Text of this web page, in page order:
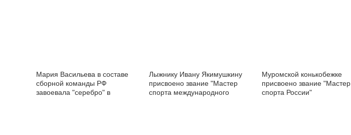
Мария Васильева в составе
сборной команды РФ
завоевала "серебро" в
Лыжнику Ивану Якимушкину
присвоено звание "Мастер
спорта международного
Муромской конькобежке
присвоено звание "Мастер
спорта России"